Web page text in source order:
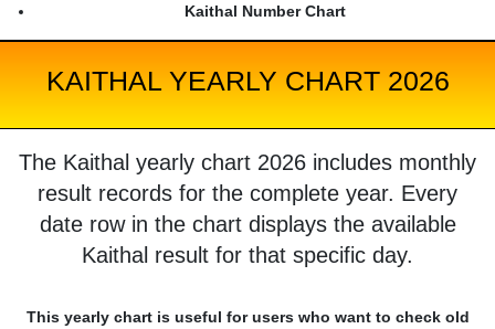
Kaithal Number Chart
KAITHAL YEARLY CHART 2026
The Kaithal yearly chart 2026 includes monthly
result records for the complete year. Every
date row in the chart displays the available
Kaithal result for that specific day.
This yearly chart is useful for users who want to check old